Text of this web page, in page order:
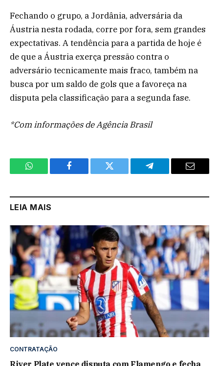
Fechando o grupo, a Jordânia, adversária da
Áustria nesta rodada, corre por fora, sem grandes
expectativas. A tendência para a partida de hoje é
de que a Áustria exerça pressão contra o
adversário tecnicamente mais fraco, também na
busca por um saldo de gols que a favoreça na
disputa pela classificação para a segunda fase.
*Com informações de Agência Brasil
WhatsApp Facebook Twitter Telegram Email
LEIA MAIS
CONTRATAÇÃO